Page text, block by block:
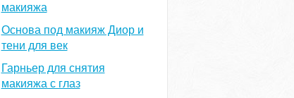
макияжа
Основа под макияж Диор и
тени для век
Гарньер для снятия
макияжа с глаз